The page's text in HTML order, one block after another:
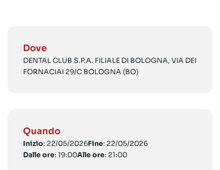
Dove
DENTAL CLUB S.P.A. FILIALE DI BOLOGNA, VIA DEI
FORNACIAI 29/C BOLOGNA (BO)
Quando
Inizio: 22/05/2026Fine: 22/05/2026
Dalle ore: 19:00Alle ore: 21:00